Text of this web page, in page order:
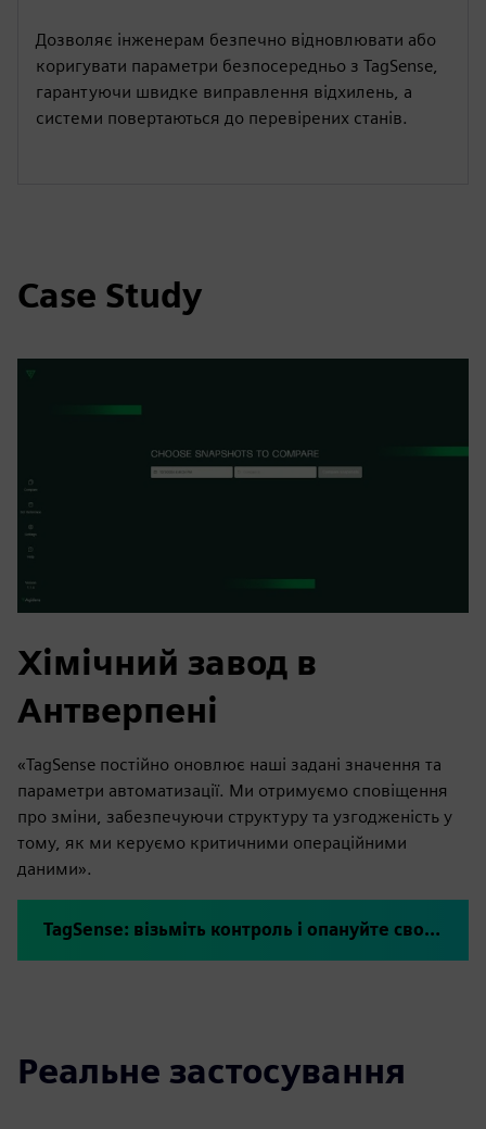
Дозволяє інженерам безпечно відновлювати або
коригувати параметри безпосередньо з TagSense,
гарантуючи швидке виправлення відхилень, а
системи повертаються до перевірених станів.
Case Study
Хімічний завод в
Антверпені
«TagSense постійно оновлює наші задані значення та
параметри автоматизації. Ми отримуємо сповіщення
про зміни, забезпечуючи структуру та узгодженість у
тому, як ми керуємо критичними операційними
даними».
TagSense: візьміть контроль і опануйте свої промислові дані
Реальне застосування